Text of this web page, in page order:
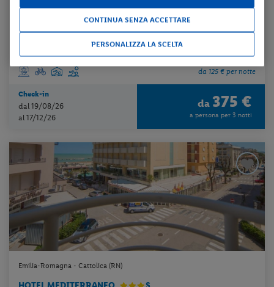
mezza pensione + utilizzo del centro benessere + utilizzo delle pisci...
da 125 € per notte
Check-in
dal 19/08/26
al 17/12/26
da 375 €
a persona per 3 notti
Emilia-Romagna - Cattolica (RN)
CONTINUA SENZA ACCETTARE
PERSONALIZZA LA SCELTA